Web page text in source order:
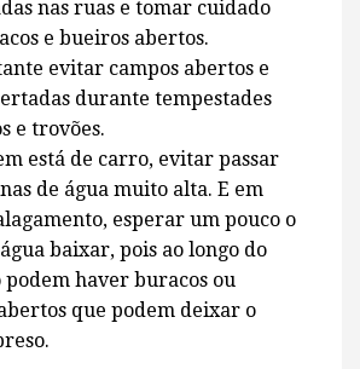
nas ruas e tomar cuidado
e bueiros abertos.
evitar campos abertos e
durante tempestades
e trovões.
está de carro, evitar passar
de água muito alta. E em
esperar um pouco o
baixar, pois ao longo do
podem haver buracos ou
que podem deixar o